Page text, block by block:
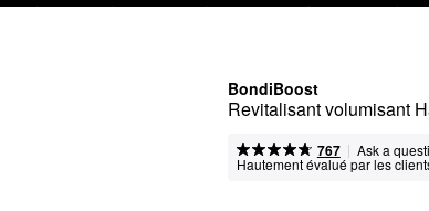
BondiBoost
Revitalisant volumisant
767 | Ask a
Hautement évalué par les